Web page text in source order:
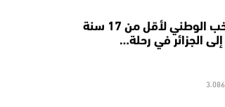
المنتخب الوطني لأقل من 17 سنة
إلى الجزائر في رحلة…